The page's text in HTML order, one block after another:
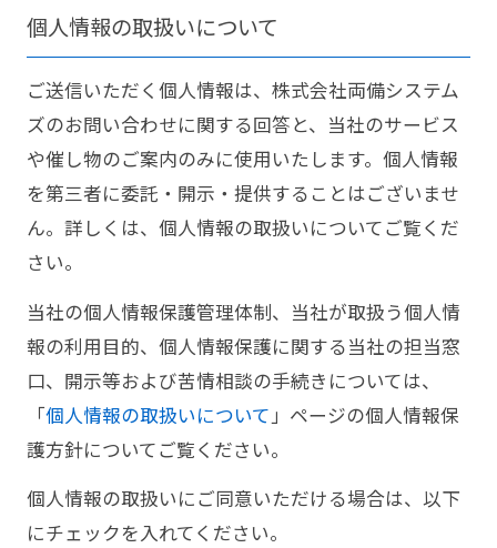
個人情報の取扱いについて
ご送信いただく個人情報は、株式会社両備システム
ズのお問い合わせに関する回答と、当社のサービス
や催し物のご案内のみに使用いたします。個人情報
を第三者に委託・開示・提供することはございませ
ん。詳しくは、個人情報の取扱いについてご覧くだ
さい。
当社の個人情報保護管理体制、当社が取扱う個人情
報の利用目的、個人情報保護に関する当社の担当窓
口、開示等および苦情相談の手続きについては、
「個人情報の取扱いについて 」ページの個人情報保
護方針についてご覧ください。
個人情報の取扱いにご同意いただける場合は、以下
にチェックを入れてください。